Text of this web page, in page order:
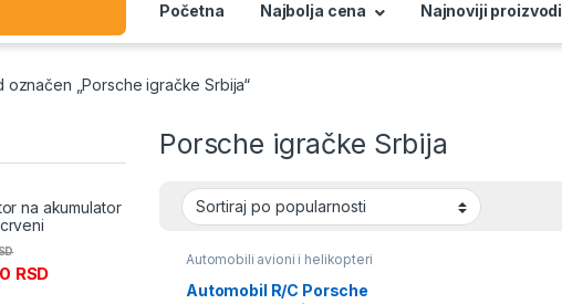
Početna Najbolja cena Najnoviji proizvodi
označen „Porsche igračke Srbija“
Porsche igračke Srbija
Automobili avioni i helikopteri
Automobil R/C Porsche
na akumulator
RSD